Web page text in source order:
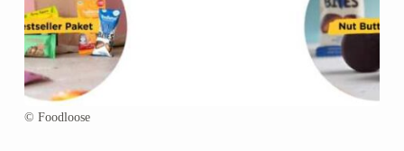
© Foodloose